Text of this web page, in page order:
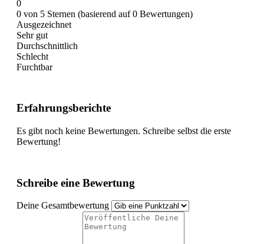
0
0 von 5 Sternen (basierend auf 0 Bewertungen)
Ausgezeichnet
Sehr gut
Durchschnittlich
Schlecht
Furchtbar
Erfahrungsberichte
Es gibt noch keine Bewertungen. Schreibe selbst die erste
Bewertung!
Schreibe eine Bewertung
Deine Gesamtbewertung